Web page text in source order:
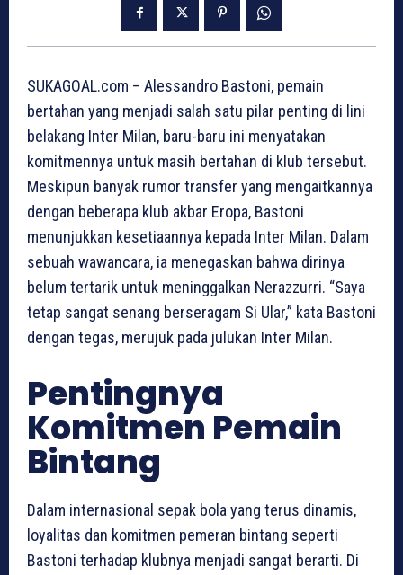
SUKAGOAL.com – Alessandro Bastoni, pemain
bertahan yang menjadi salah satu pilar penting di lini
belakang Inter Milan, baru-baru ini menyatakan
komitmennya untuk masih bertahan di klub tersebut.
Meskipun banyak rumor transfer yang mengaitkannya
dengan beberapa klub akbar Eropa, Bastoni
menunjukkan kesetiaannya kepada Inter Milan. Dalam
sebuah wawancara, ia menegaskan bahwa dirinya
belum tertarik untuk meninggalkan Nerazzurri. “Saya
tetap sangat senang berseragam Si Ular,” kata Bastoni
dengan tegas, merujuk pada julukan Inter Milan.
Pentingnya
Komitmen Pemain
Bintang
Dalam internasional sepak bola yang terus dinamis,
loyalitas dan komitmen pemeran bintang seperti
Bastoni terhadap klubnya menjadi sangat berarti. Di